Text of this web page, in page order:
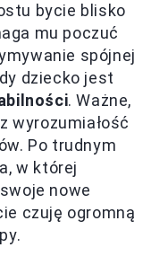
bycie blisko
mu poczuć
spójnej
dziecko jest
. Ważne,
wyrozumiałość
Po trudnym
w której
nowe
czuję ogromną